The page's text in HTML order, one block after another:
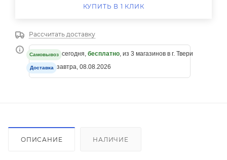
КУПИТЬ В 1 КЛИК
Рассчитать доставку
Самовывоз сегодня, бесплатно, из 3 магазинов в г. Твери
Доставка завтра, 08.08.2026
ОПИСАНИЕ НАЛИЧИЕ